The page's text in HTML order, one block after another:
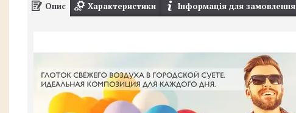
Опис Характеристики Інформація для замовлення